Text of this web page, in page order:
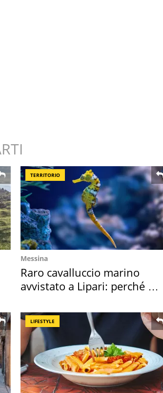
TERRITORIO
Messina
Raro cavalluccio marino
avvistato a Lipari: perché è
LIFESTYLE